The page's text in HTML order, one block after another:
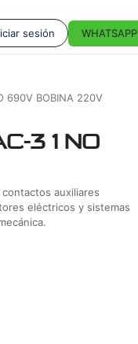
sesión WHATSAPP
690V BOBINA 220V
3 1 NO
auxiliares
eléctricos y sistemas